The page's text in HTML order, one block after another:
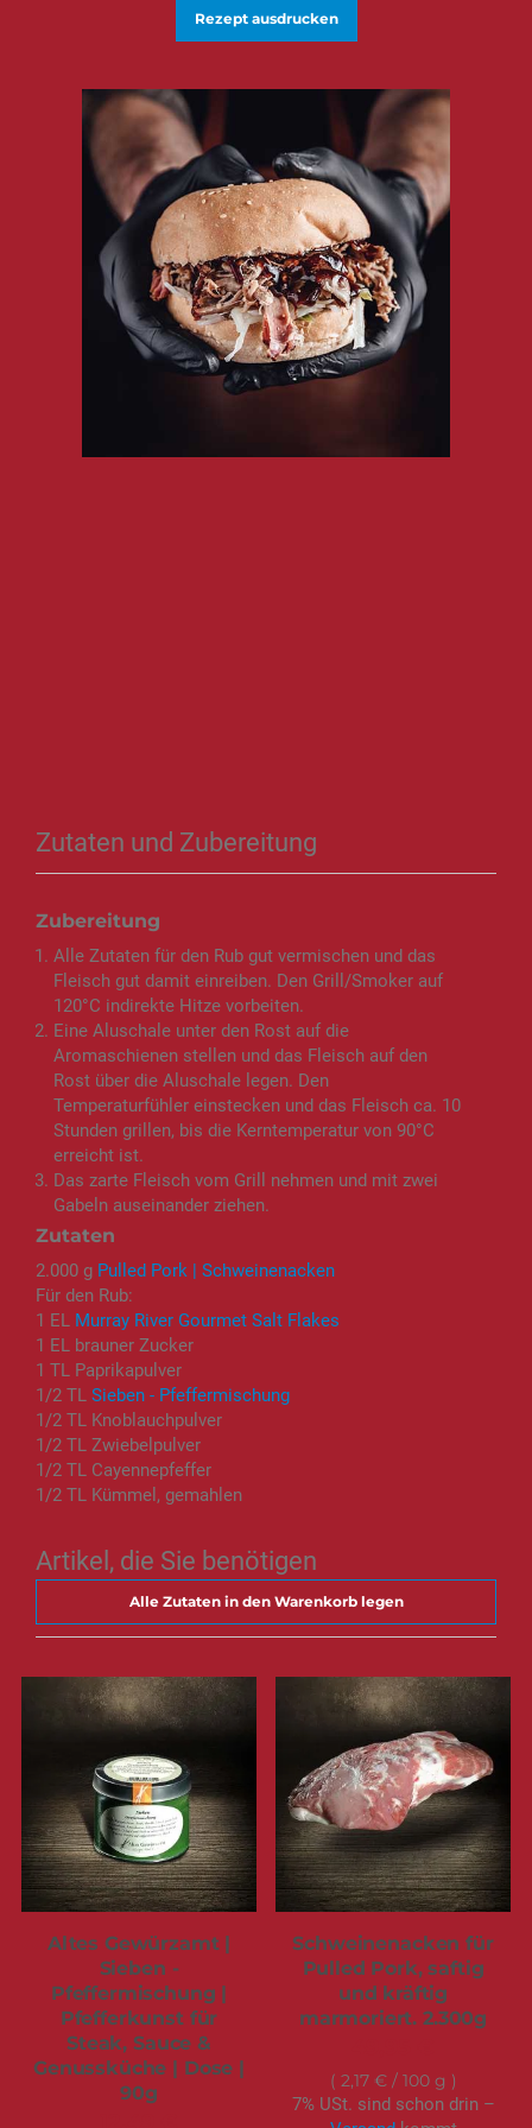
Rezept ausdrucken
Zutaten und Zubereitung
Zutaten
2.000 g Pulled Pork | Schweinenacken
Für den Rub:
1 EL Murray River Gourmet Salt Flakes
1 EL brauner Zucker
1 TL Paprikapulver
1/2 TL Sieben - Pfeffermischung
1/2 TL Knoblauchpulver
1/2 TL Zwiebelpulver
1/2 TL Cayennepfeffer
1/2 TL Kümmel, gemahlen
Zubereitung
Alle Zutaten für den Rub gut vermischen und das
Fleisch gut damit einreiben. Den Grill/Smoker auf
120°C indirekte Hitze vorbeiten.
Eine Aluschale unter den Rost auf die
Aromaschienen stellen und das Fleisch auf den
Rost über die Aluschale legen. Den
Temperaturfühler einstecken und das Fleisch ca. 10
Stunden grillen, bis die Kerntemperatur von 90°C
erreicht ist.
Das zarte Fleisch vom Grill nehmen und mit zwei
Gabeln auseinander ziehen.
Artikel, die Sie benötigen
Alle Zutaten in den Warenkorb legen
Altes Gewürzamt |
Sieben -
Pfeffermischung |
Pfefferkunst für
Steak, Sauce &
Genussküche | Dose |
90g
Schweinenacken für
Pulled Pork, saftig
und kräftig
marmoriert. 2.300g
2,17 €/ 100 g
7% USt. sind schon drin –